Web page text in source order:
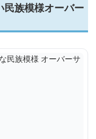
民族模様オーバー